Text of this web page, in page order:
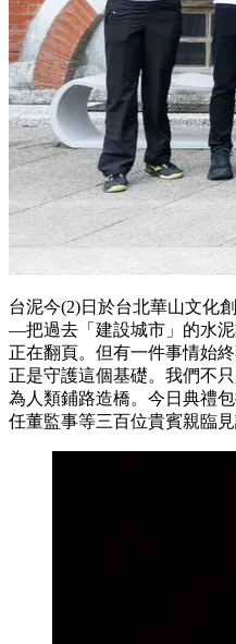
台泥今(2)日於台北華山文化
—把過去「建設城市」的水
正在翻頁。但有一件事情始
正是守護這個基礎。我們不
為人類鋪路造橋。今日典禮
任董監事等三百位貴賓親臨見